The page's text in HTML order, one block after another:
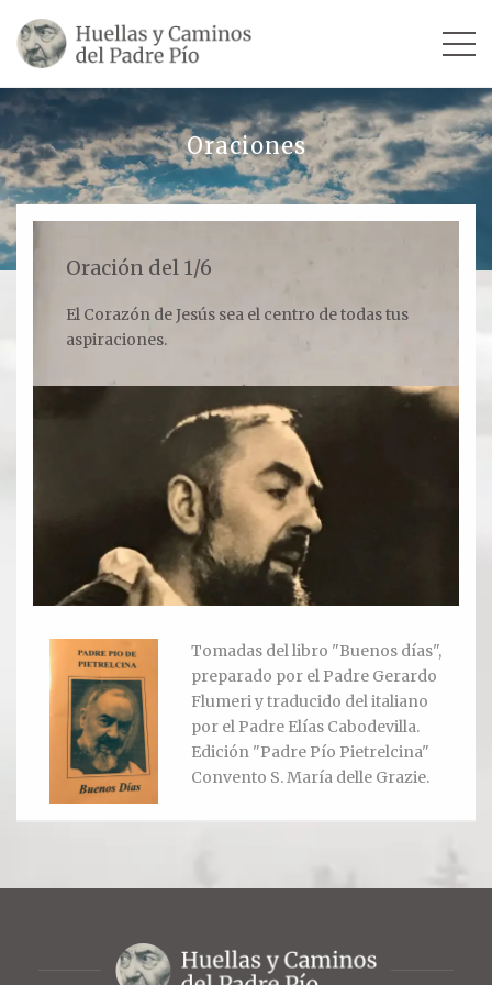
SU VIDA
Escultores
Revista «La Voz del Padre Pío»
Contar mi testimonio
Ver todos
Compartir un lugar
EL MILAGRO
El Milagro
Relación con Flia. Damiani
Galería y testimonios
Oraciones
Oraciones
Oración del 1/6
El Corazón de Jesús sea el centro de todas tus
aspiraciones.
Tomadas del libro "Buenos días",
preparado por el Padre Gerardo
Flumeri y traducido del italiano
por el Padre Elías Cabodevilla.
Edición "Padre Pío Pietrelcina"
Convento S. María delle Grazie.